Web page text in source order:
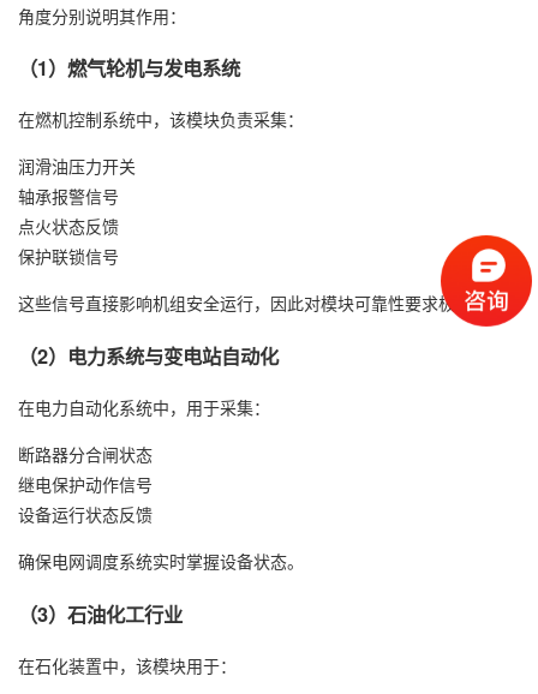
角度分别说明其作用：
（1）燃气轮机与发电系统
在燃机控制系统中，该模块负责采集：
润滑油压力开关
轴承报警信号
点火状态反馈
保护联锁信号
这些信号直接影响机组安全运行，因此对模块可靠性要求极高。
（2）电力系统与变电站自动化
在电力自动化系统中，用于采集：
断路器分合闸状态
继电保护动作信号
设备运行状态反馈
确保电网调度系统实时掌握设备状态。
（3）石油化工行业
在石化装置中，该模块用于：